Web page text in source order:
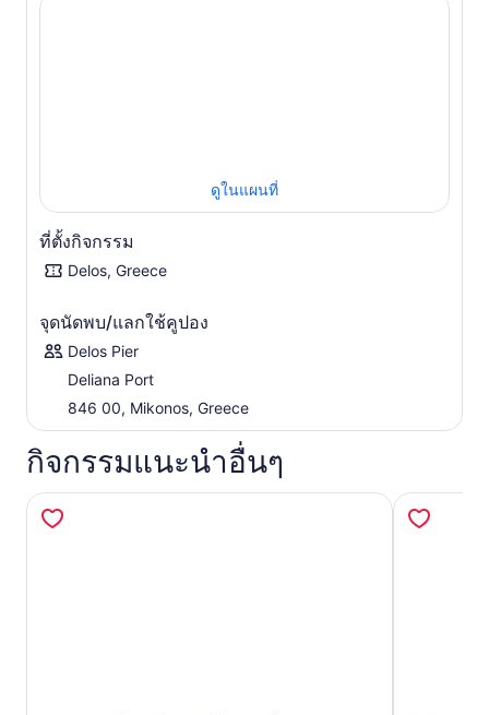
ที่ทางโบราณคดีที่สำคัญที่สุดแห่งหนึ่งในทะเลเมดิเตอร์เรเนียน
หินอ่อน ด้วยคำบรรยายจาก ไกด์ ในพื้นที่ของคุณ คุณจะได้
เรียนรู้ว่าการก่อสร้างนี้เริ่มต้นขึ้นเมื่อประมาณ 314 ปีก่อน
โรงละครใหญ่กำลังอยู่ระหว่างการบูรณะ ชื่นชมสิงโตผู้พิทักษ์
หน้าบึ้งทั้ง 7 ตัวที่ Terrace of the Lions และถ่ายภาพที่น่าจดจำ
เจาะลึกประวัติศาสตร์ของเกาะเพิ่มเติมที่พิพิธภัณฑ์โบราณคดี
เดลอส ซึ่งเป็นที่ตั้งของรูปปั้นและนิทรรศการมากมายที่ขุดพบ
บนเกาะ
ดูในแผนที่
ที่ตั้งกิจกรรม
Delos, Greece
จุดนัดพบ/แลกใช้คูปอง
Delos Pier
Deliana Port
846 00, Mikonos, Greece
กิจกรรมแนะนำอื่นๆ